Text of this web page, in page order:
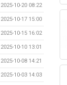
2025-10-20 08:22
2025-10-17 15:00
2025-10-15 16:02
2025-10-10 13:01
2025-10-08 14:21
2025-10-03 14:03